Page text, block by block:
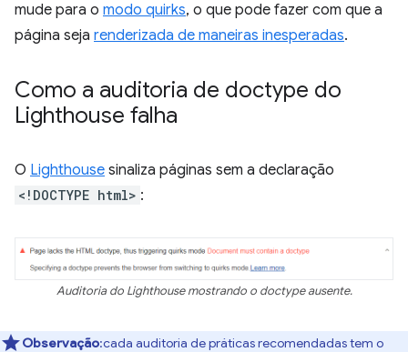
mude para o modo quirks, o que pode fazer com que a
página seja renderizada de maneiras inesperadas.
Como a auditoria de doctype do
Lighthouse falha
O Lighthouse sinaliza páginas sem a declaração
<!DOCTYPE html> :
Auditoria do Lighthouse mostrando o doctype ausente.
Observação:cada auditoria de práticas recomendadas tem o